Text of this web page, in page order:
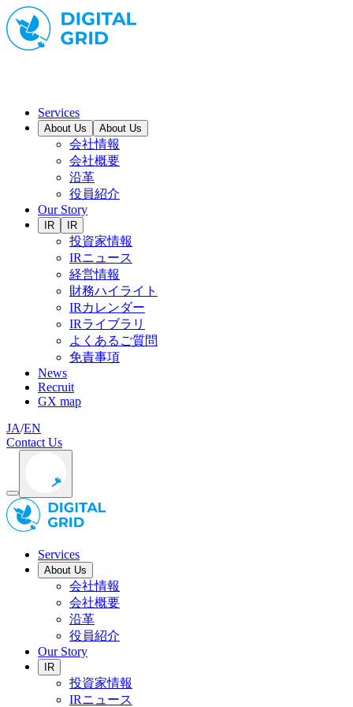
Services
About Us About Us
会社情報
会社概要
沿革
役員紹介
Our Story
IR IR
投資家情報
IRニュース
経営情報
財務ハイライト
IRカレンダー
IRライブラリ
よくあるご質問
免責事項
News
Recruit
GX map
JA/EN
Contact Us
Services
About Us
会社情報
会社概要
沿革
役員紹介
Our Story
IR
投資家情報
IRニュース